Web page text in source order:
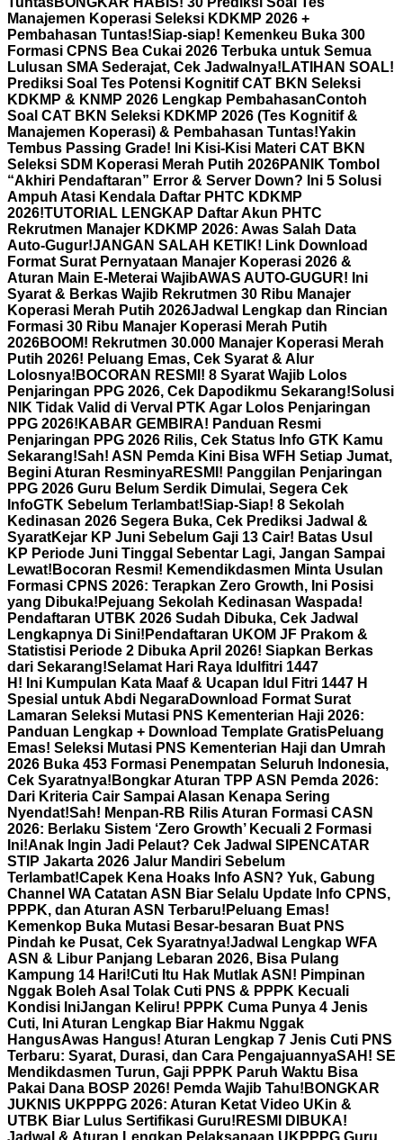
Manajemen Koperasi Seleksi KDKMP 2026 +
Pembahasan Tuntas!Siap-siap! Kemenkeu Buka 300
Formasi CPNS Bea Cukai 2026 Terbuka untuk Semua
Lulusan SMA Sederajat, Cek Jadwalnya! LATIHAN SOAL!
Prediksi Soal Tes Potensi Kognitif CAT BKN Seleksi
KDKMP & KNMP 2026 Lengkap PembahasanContoh
Soal CAT BKN Seleksi KDKMP 2026 (Tes Kognitif &
Manajemen Koperasi) & Pembahasan Tuntas!Yakin
Tembus Passing Grade! Ini Kisi-Kisi Materi CAT BKN
Seleksi SDM Koperasi Merah Putih 2026PANIK Tombol
“Akhiri Pendaftaran” Error & Server Down? Ini 5 Solusi
Ampuh Atasi Kendala Daftar PHTC KDKMP
2026!TUTORIAL LENGKAP Daftar Akun PHTC
Rekrutmen Manajer KDKMP 2026: Awas Salah Data
Auto-Gugur!JANGAN SALAH KETIK! Link Download
Format Surat Pernyataan Manajer Koperasi 2026 &
Aturan Main E-Meterai WajibAWAS AUTO-GUGUR! Ini
Syarat & Berkas Wajib Rekrutmen 30 Ribu Manajer
Koperasi Merah Putih 2026Jadwal Lengkap dan Rincian
Formasi 30 Ribu Manajer Koperasi Merah Putih
2026BOOM! Rekrutmen 30.000 Manajer Koperasi Merah
Putih 2026! Peluang Emas, Cek Syarat & Alur
Lolosnya! BOCORAN RESMI! 8 Syarat Wajib Lolos
Penjaringan PPG 2026, Cek Dapodikmu Sekarang!Solusi
NIK Tidak Valid di Verval PTK Agar Lolos Penjaringan
PPG 2026! KABAR GEMBIRA! Panduan Resmi
Penjaringan PPG 2026 Rilis, Cek Status Info GTK Kamu
Sekarang!Sah! ASN Pemda Kini Bisa WFH Setiap Jumat,
Begini Aturan ResminyaRESMI! Panggilan Penjaringan
PPG 2026 Guru Belum Serdik Dimulai, Segera Cek
InfoGTK Sebelum Terlambat!Siap-Siap! 8 Sekolah
Kedinasan 2026 Segera Buka, Cek Prediksi Jadwal &
SyaratKejar KP Juni Sebelum Gaji 13 Cair! Batas Usul
KP Periode Juni Tinggal Sebentar Lagi, Jangan Sampai
Lewat! Bocoran Resmi! Kemendikdasmen Minta Usulan
Formasi CPNS 2026: Terapkan Zero Growth, Ini Posisi
yang Dibuka! Pejuang Sekolah Kedinasan Waspada!
Pendaftaran UTBK 2026 Sudah Dibuka, Cek Jadwal
Lengkapnya Di Sini! Pendaftaran UKOM JF Prakom &
Statistisi Periode 2 Dibuka April 2026! Siapkan Berkas
dari Sekarang!Selamat Hari Raya Idulfitri 1447
H! Ini Kumpulan Kata Maaf & Ucapan Idul Fitri 1447 H
Spesial untuk Abdi NegaraDownload Format Surat
Lamaran Seleksi Mutasi PNS Kementerian Haji 2026:
Panduan Lengkap + Download Template GratisPeluang
Emas! Seleksi Mutasi PNS Kementerian Haji dan Umrah
2026 Buka 453 Formasi Penempatan Seluruh Indonesia,
Cek Syaratnya! Bongkar Aturan TPP ASN Pemda 2026:
Dari Kriteria Cair Sampai Alasan Kenapa Sering
Nyendat!Sah! Menpan-RB Rilis Aturan Formasi CASN
2026: Berlaku Sistem ‘Zero Growth’ Kecuali 2 Formasi
Ini!Anak Ingin Jadi Pelaut? Cek Jadwal SIPENCATAR
STIP Jakarta 2026 Jalur Mandiri Sebelum
Terlambat!Capek Kena Hoaks Info ASN? Yuk, Gabung
Channel WA Catatan ASN Biar Selalu Update Info CPNS,
PPPK, dan Aturan ASN Terbaru! Peluang Emas!
Kemenkop Buka Mutasi Besar-besaran Buat PNS
Pindah ke Pusat, Cek Syaratnya!Jadwal Lengkap WFA
ASN & Libur Panjang Lebaran 2026, Bisa Pulang
Kampung 14 Hari!Cuti Itu Hak Mutlak ASN! Pimpinan
Nggak Boleh Asal Tolak Cuti PNS & PPPK Kecuali
Kondisi IniJangan Keliru! PPPK Cuma Punya 4 Jenis
Cuti, Ini Aturan Lengkap Biar Hakmu Nggak
HangusAwas Hangus! Aturan Lengkap 7 Jenis Cuti PNS
Terbaru: Syarat, Durasi, dan Cara PengajuannyaSAH! SE
Mendikdasmen Turun, Gaji PPPK Paruh Waktu Bisa
Pakai Dana BOSP 2026! Pemda Wajib Tahu! BONGKAR
JUKNIS UKPPPG 2026: Aturan Ketat Video UKin &
UTBK Biar Lulus Sertifikasi Guru! RESMI DIBUKA!
Jadwal & Aturan Lengkap Pelaksanaan UKPPPG Guru